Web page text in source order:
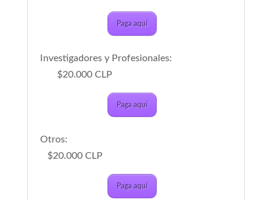
Paga aquí
Investigadores y Profesionales:
$20.000 CLP
Paga aquí
Otros:
$20.000 CLP
Paga aquí